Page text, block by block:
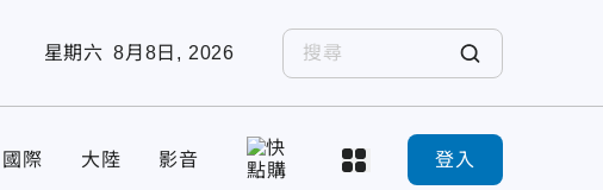
星期六 8月8日, 2026
國際 大陸 影音 登入